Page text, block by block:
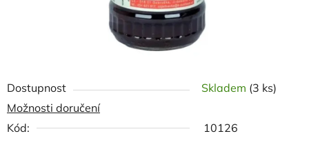
Dostupnost Skladem (3 ks)
Možnosti doručení
Kód:
10126